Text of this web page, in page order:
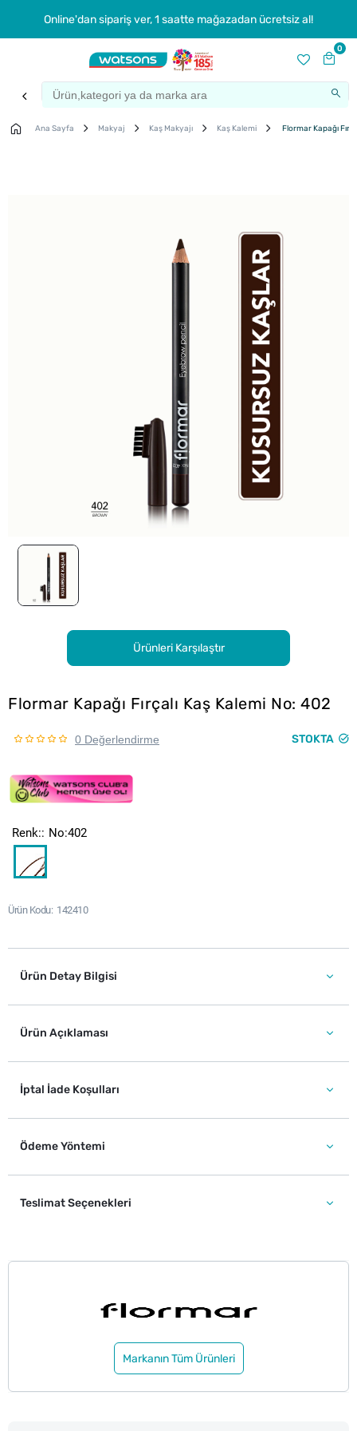
Online'dan sipariş ver, 1 saatte mağazadan ücretsiz al!
0
Ana Sayfa Makyaj Kaş Makyajı Kaş Kalemi Flormar Kapağı
Ürünleri Karşılaştır
Flormar Kapağı Fırçalı Kaş Kalemi No: 402
0 Değerlendirme STOKTA
Ürün Kodu 142410
Renk: No:402
Ürün Detay Bilgisi
Ürün Açıklaması
İptal İade Koşulları
Ödeme Yöntemi
Teslimat Seçenekleri
Markanın Tüm Ürünleri